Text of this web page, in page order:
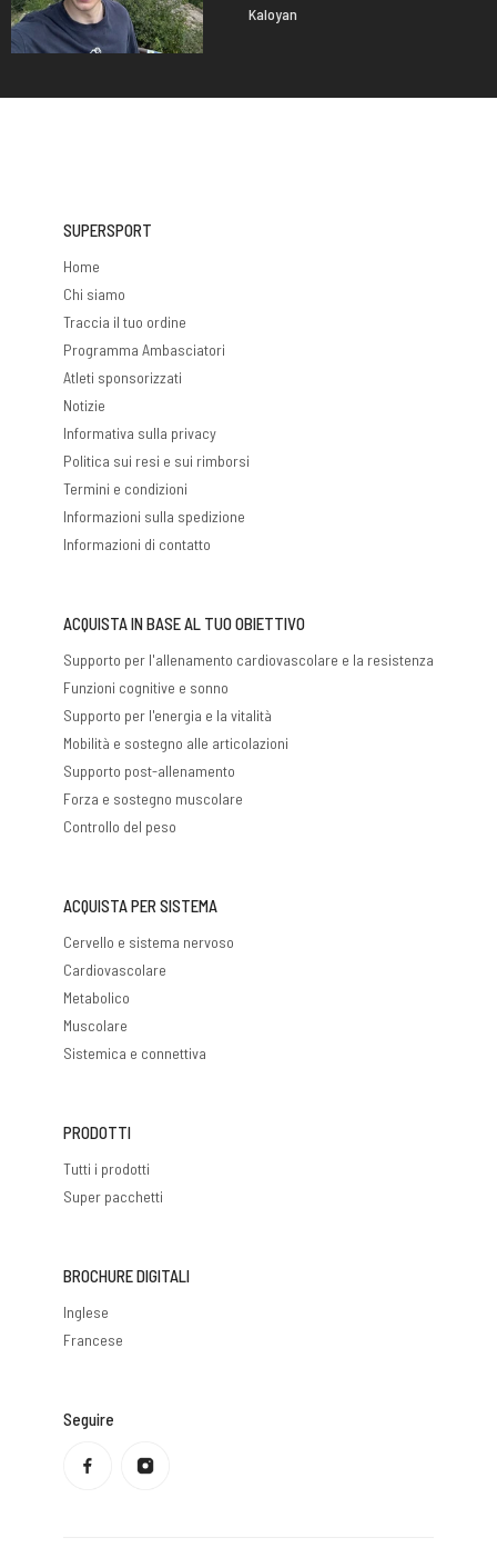
Kaloyan
SUPERSPORT
Home
Chi siamo
Traccia il tuo ordine
Programma Ambasciatori
Atleti sponsorizzati
Notizie
Informativa sulla privacy
Politica sui resi e sui rimborsi
Termini e condizioni
Informazioni sulla spedizione
Informazioni di contatto
ACQUISTA IN BASE AL TUO OBIETTIVO
Supporto per l'allenamento cardiovascolare e la resistenza
Funzioni cognitive e sonno
Supporto per l'energia e la vitalità
Mobilità e sostegno alle articolazioni
Supporto post-allenamento
Forza e sostegno muscolare
Controllo del peso
ACQUISTA PER SISTEMA
Cervello e sistema nervoso
Cardiovascolare
Metabolico
Muscolare
Sistemica e connettiva
PRODOTTI
Tutti i prodotti
Super pacchetti
BROCHURE DIGITALI
Inglese
Francese
SeguireInformativa sulla privacy
Politica di rimborso